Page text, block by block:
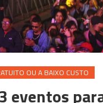
OU A BAIXO CUSTO
eventos